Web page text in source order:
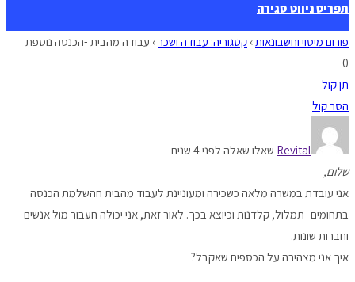
תפריט ניווט סגירה
פורום מיסוי וחשבונאות› קטגוריה: עבודה ושכר› עבודה מהבית -הכנסה נוספת
0
תן קול
הסר קול
Revital שאלו שאלה לפני 4 שנים
שלום,
אני עובדת במשרה מלאה כשכירה ומעוניינת לעבוד מהבית חהשלמת הכנסה
בתחומים- תמלול, קלדנות וכיוצא בכך. לאור זאת, אני יכולה חעבור מול אנשים
וחברות שונות.
איך אני מצהירה על הכספים שאקבל?